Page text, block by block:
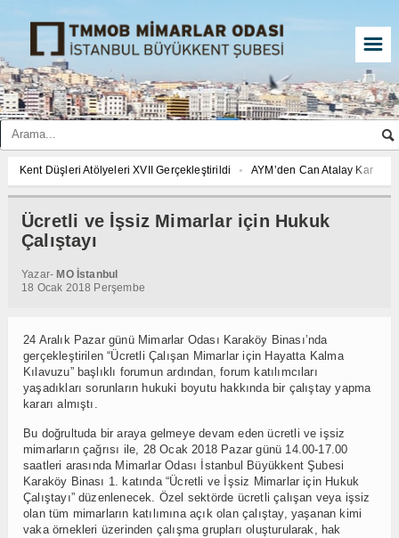
☰
Kent Düşleri Atölyeleri XVII Gerçekleştirildi
AYM’den Can Atalay Kararı:
“Türkiye Yüzyılı Maarif Modeli” laiklik düşmanı, bilimi ve fenni dışlayan
Toplum, Kent Ve Çevre İçin Haydarpaşa Dayanışması Basın Açıklaması
TMMOB 48. Olağan Genel Kurulu
TMMOB 48. Olağan Genel Kurulu
“Türkiye Yüzyılı Maarif Modeli”
Toplum, Kent Ve Çevre İçin Haydarpaşa Dayanışması Basın Açıklaması
Ücretli ve İşsiz Mimarlar için Hukuk
Çalıştayı
Yazar- MO İstanbul
18 Ocak 2018 Perşembe
24 Aralık Pazar günü Mimarlar Odası Karaköy Binası’nda
gerçekleştirilen “Ücretli Çalışan Mimarlar için Hayatta Kalma
Kılavuzu” başlıklı forumun ardından, forum katılımcıları
yaşadıkları sorunların hukuki boyutu hakkında bir çalıştay yapma
kararı almıştı.
Bu doğrultuda bir araya gelmeye devam eden ücretli ve işsiz
mimarların çağrısı ile, 28 Ocak 2018 Pazar günü 14.00-17.00
saatleri arasında Mimarlar Odası İstanbul Büyükkent Şubesi
Karaköy Binası 1. katında “Ücretli ve İşsiz Mimarlar için Hukuk
Çalıştayı” düzenlenecek. Özel sektörde ücretli çalışan veya işsiz
olan tüm mimarların katılımına açık olan çalıştay, yaşanan kimi
vaka örnekleri üzerinden çalışma grupları oluşturularak, hak